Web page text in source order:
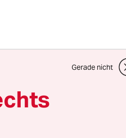
haben –
ihn
Gerade nicht